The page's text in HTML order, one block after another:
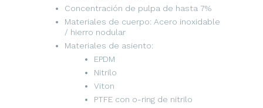
Concentración de pulpa de hasta 7%
Materiales de cuerpo: Acero inoxidable
/ hierro nodular
Materiales de asiento:
EPDM
Nitrilo
Viton
PTFE con o-ring de nitrilo